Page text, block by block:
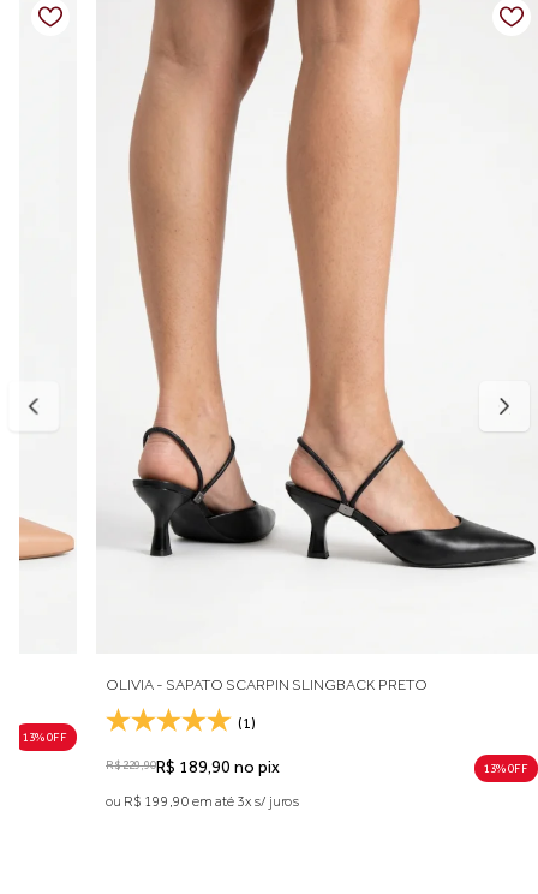
Cor:Marrom
5 cm (salto taça médio)
13% 0FF
OLIVIA - SAPATO SCARPIN SLINGBACK PRETO
(1)
R$ 229,90R$ 189,90 no pix 13% 0FF
ou R$ 199,90 em até 3x s/ juros